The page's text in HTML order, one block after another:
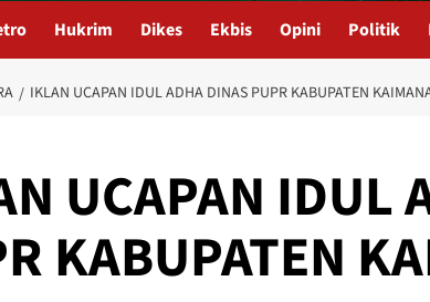
Hukrim Dikes Ekbis Opini Politik
IKLAN UCAPAN IDUL ADHA DINAS PUPR KABUPATEN
UCAPAN IDUL
KABUPATEN